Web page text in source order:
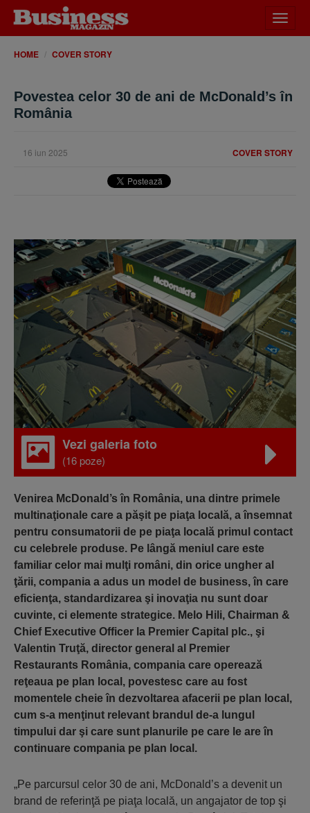
meniu
HOME COVER STORY
Povestea celor 30 de ani de McDonald’s în
România
COVER STORY
16 iun 2025
Vezi galeria foto
(16 poze)
Venirea McDonald’s în România, una dintre primele
multinaţionale care a păşit pe piaţa locală, a însemnat
pentru consumatorii de pe piaţa locală primul contact
cu celebrele produse. Pe lângă meniul care este
familiar celor mai mulţi români, din orice ungher al
ţării, compania a adus un model de business, în care
eficienţa, standardizarea şi inovaţia nu sunt doar
cuvinte, ci elemente strategice. Melo Hili, Chairman &
Chief Executive Officer la Premier Capital plc., şi
Valentin Truţă, director general al Premier
Restaurants România, compania care operează
reţeaua pe plan local, povestesc care au fost
momentele cheie în dezvoltarea afacerii pe plan local,
cum s-a menţinut relevant brandul de-a lungul
timpului dar şi care sunt planurile pe care le are în
continuare compania pe plan local.
„Pe parcursul celor 30 de ani, McDonald’s a devenit un
brand de referinţă pe piaţa locală, un angajator de top şi